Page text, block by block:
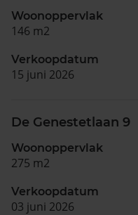
Woonoppervlak
146 m2
Verkoopdatum
15 juni 2026
De Genestetlaan 9
Woonoppervlak
275 m2
Verkoopdatum
03 juni 2026